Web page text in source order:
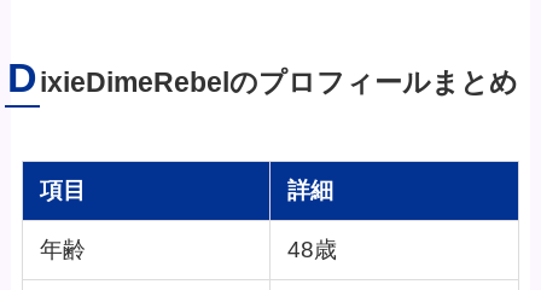
DixieDimeRebelのプロフィールまとめ
項目 詳細
年齢 48歳